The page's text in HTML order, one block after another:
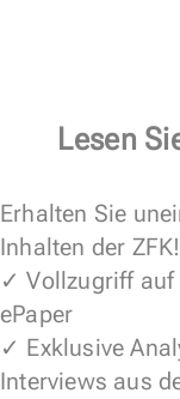
Lesen
Erhalten Sie
Inhalten der ZFK!
✓ Vollzugriff auf
ePaper
✓ Exklusive
Interviews aus